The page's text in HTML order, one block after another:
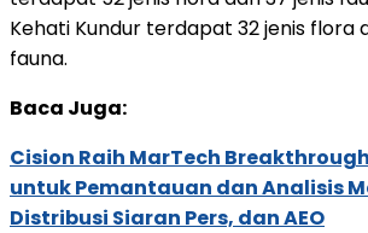
Kehati Kundur terdapat 32 jenis flora
fauna.
Baca Juga:
Cision Raih MarTech
untuk Pemantauan dan Analisis
Distribusi Siaran Pers, dan AEO